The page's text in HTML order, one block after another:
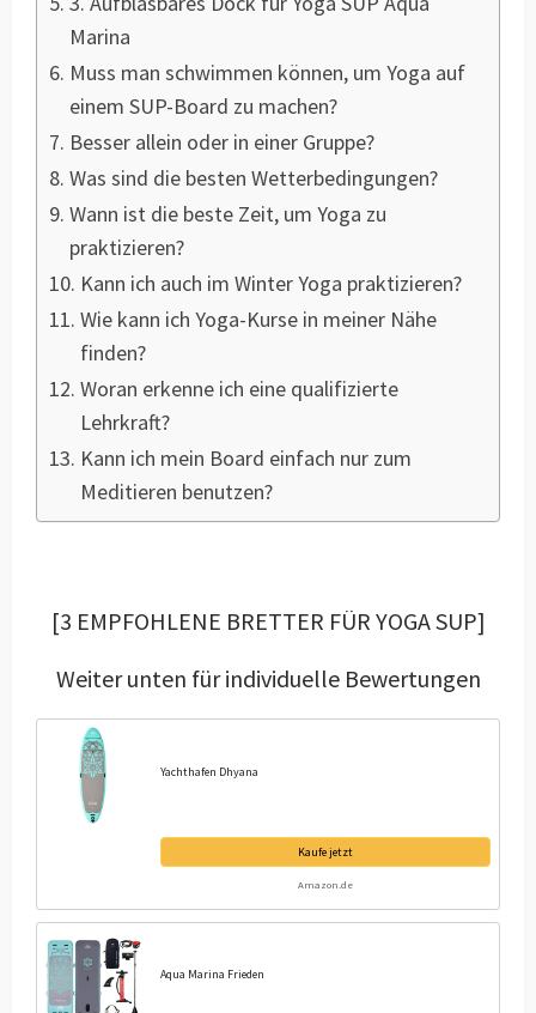
Marina
Muss man schwimmen können, um Yoga auf
einem SUP-Board zu machen?
Besser allein oder in einer Gruppe?
Was sind die besten Wetterbedingungen?
Wann ist die beste Zeit, um Yoga zu
praktizieren?
Kann ich auch im Winter Yoga praktizieren?
Wie kann ich Yoga-Kurse in meiner Nähe
finden?
Woran erkenne ich eine qualifizierte
Lehrkraft?
Kann ich mein Board einfach nur zum
Meditieren benutzen?
[3 EMPFOHLENE BRETTER FÜR YOGA SUP]
Weiter unten für individuelle Bewertungen
Yachthafen Dhyana
Kaufe jetzt
Amazon.de
Aqua Marina Frieden